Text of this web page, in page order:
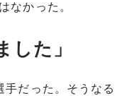
なかった。
した」
だった。そうなる